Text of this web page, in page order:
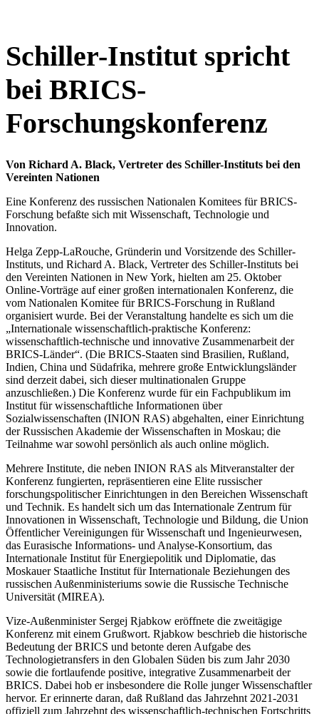
Schiller-Institut spricht
bei BRICS-
Forschungskonferenz
Von Richard A. Black, Vertreter des Schiller-Instituts bei den
Vereinten Nationen
Eine Konferenz des russischen Nationalen Komitees für BRICS-
Forschung befaßte sich mit Wissenschaft, Technologie und
Innovation.
Helga Zepp-LaRouche, Gründerin und Vorsitzende des Schiller-
Instituts, und Richard A. Black, Vertreter des Schiller-Instituts bei
den Vereinten Nationen in New York, hielten am 25. Oktober
Online-Vorträge auf einer großen internationalen Konferenz, die
vom Nationalen Komitee für BRICS-Forschung in Rußland
organisiert wurde. Bei der Veranstaltung handelte es sich um die
„Internationale wissenschaftlich-praktische Konferenz:
wissenschaftlich-technische und innovative Zusammenarbeit der
BRICS-Länder“. (Die BRICS-Staaten sind Brasilien, Rußland,
Indien, China und Südafrika, mehrere große Entwicklungsländer
sind derzeit dabei, sich dieser multinationalen Gruppe
anzuschließen.) Die Konferenz wurde für ein Fachpublikum im
Institut für wissenschaftliche Informationen über
Sozialwissenschaften (INION RAS) abgehalten, einer Einrichtung
der Russischen Akademie der Wissenschaften in Moskau; die
Teilnahme war sowohl persönlich als auch online möglich.
Mehrere Institute, die neben INION RAS als Mitveranstalter der
Konferenz fungierten, repräsentieren eine Elite russischer
forschungspolitischer Einrichtungen in den Bereichen Wissenschaft
und Technik. Es handelt sich um das Internationale Zentrum für
Innovationen in Wissenschaft, Technologie und Bildung, die Union
Öffentlicher Vereinigungen für Wissenschaft und Ingenieurwesen,
das Eurasische Informations- und Analyse-Konsortium, das
Internationale Institut für Energiepolitik und Diplomatie, das
Moskauer Staatliche Institut für Internationale Beziehungen des
russischen Außenministeriums sowie die Russische Technische
Universität (MIREA).
Vize-Außenminister Sergej Rjabkow eröffnete die zweitägige
Konferenz mit einem Grußwort. Rjabkow beschrieb die historische
Bedeutung der BRICS und betonte deren Aufgabe des
Technologietransfers in den Globalen Süden bis zum Jahr 2030
sowie die fortlaufende positive, integrative Zusammenarbeit der
BRICS. Dabei hob er insbesondere die Rolle junger Wissenschaftler
hervor. Er erinnerte daran, daß Rußland das Jahrzehnt 2021-2031
offiziell zum Jahrzehnt des wissenschaftlich-technischen Fortschritts